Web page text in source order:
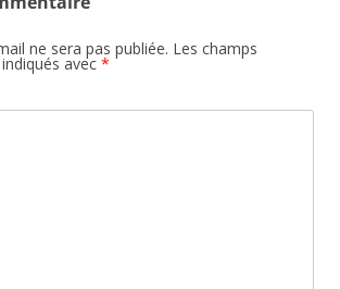
ne sera pas publiée. Les champs
avec *